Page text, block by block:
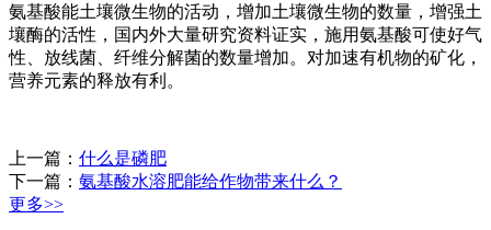
氨基酸能土壤微生物的活动，增加土壤微生物的数量，增强土
壤酶的活性，国内外大量研究资料证实，施用氨基酸可使好气
性、放线菌、纤维分解菌的数量增加。对加速有机物的矿化，
营养元素的释放有利。
上一篇： 什么是磷肥
下一篇： 氨基酸水溶肥能给作物带来什么？
更多>>